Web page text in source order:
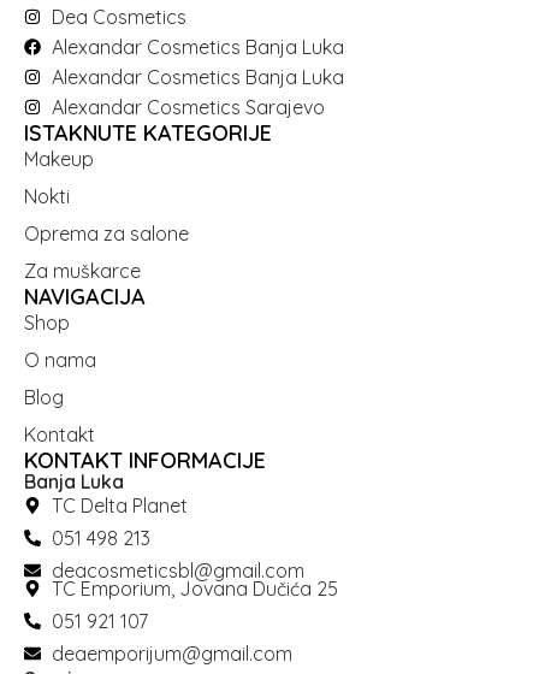
Dea Cosmetics
Alexandar Cosmetics Banja Luka
Alexandar Cosmetics Banja Luka
Alexandar Cosmetics Sarajevo
ISTAKNUTE KATEGORIJE
Makeup
Nokti
Oprema za salone
Za muškarce
NAVIGACIJA
Shop
O nama
Blog
Kontakt
KONTAKT INFORMACIJE
Banja Luka
TC Delta Planet
051 498 213
deacosmeticsbl@gmail.com
TC Emporium, Jovana Dučića 25
051 921 107
deaemporijum@gmail.com